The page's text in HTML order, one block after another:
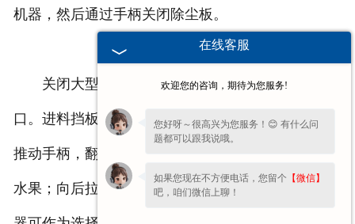
机器，然后通过手柄关闭除尘板。
关闭大型花生摘果机的进料人口挡板调整进料入
口。进料挡板的位置可以通过操作手柄来改变。向前
推动手柄，翻下挡板，打开滚筒入口，机器可以采摘
水果；向后拉动手柄，翻转挡板，关闭滚筒入口，机
在线客服
欢迎您的咨询，期待为您服务!
您好呀～很高兴为您服务！😊 有什么问
题都可以跟我说哦。
如果您现在不方便电话，您留个 【微信】
吧，咱们微信上聊！